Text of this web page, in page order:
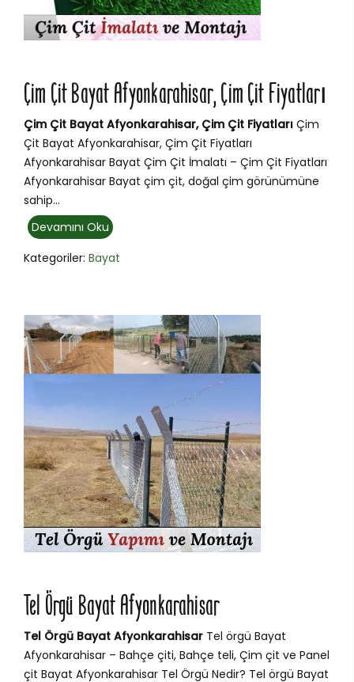
Çim Çit Bayat Afyonkarahisar, Çim Çit Fiyatları
Çim Çit Bayat Afyonkarahisar, Çim Çit Fiyatları Çim
Çit Bayat Afyonkarahisar, Çim Çit Fiyatları
Afyonkarahisar Bayat Çim Çit İmalatı – Çim Çit Fiyatları
Afyonkarahisar Bayat çim çit, doğal çim görünümüne
sahip...
Devamını Oku
Kategoriler: Bayat
Tel Örgü Bayat Afyonkarahisar
Tel Örgü Bayat Afyonkarahisar Tel örgü Bayat
Afyonkarahisar – Bahçe çiti, Bahçe teli, Çim çit ve Panel
çit Bayat Afyonkarahisar Tel Örgü Nedir? Tel örgü Bayat